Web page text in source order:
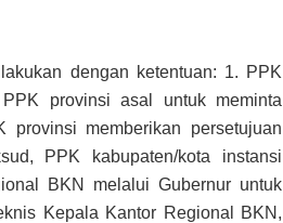
dengan ketentuan: 1. PPK
provinsi asal untuk meminta
memberikan persetujuan
PPK kabupaten/kota instansi
BKN melalui Gubernur untuk
Kepala Kantor Regional BKN,